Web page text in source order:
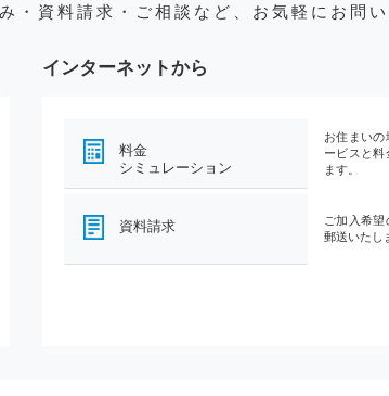
・資料請求・ご相談など、お気軽にお問
インターネットから
料金
シミュレーション
お住まい
ービスと料
ます。
資料請求
ご加入希
郵送いたし